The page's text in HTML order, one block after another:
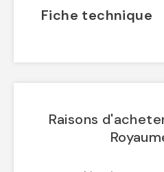
Fiche technique
Raisons